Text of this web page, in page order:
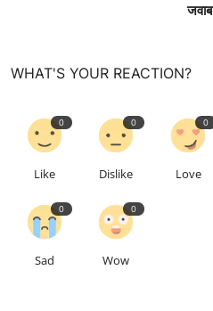
जवाब
WHAT'S YOUR REACTION?
0
Like
0
Dislike
0
Love
0
Sad
0
Wow